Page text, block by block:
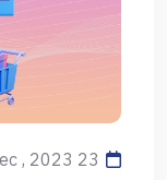
23 Dec , 2023